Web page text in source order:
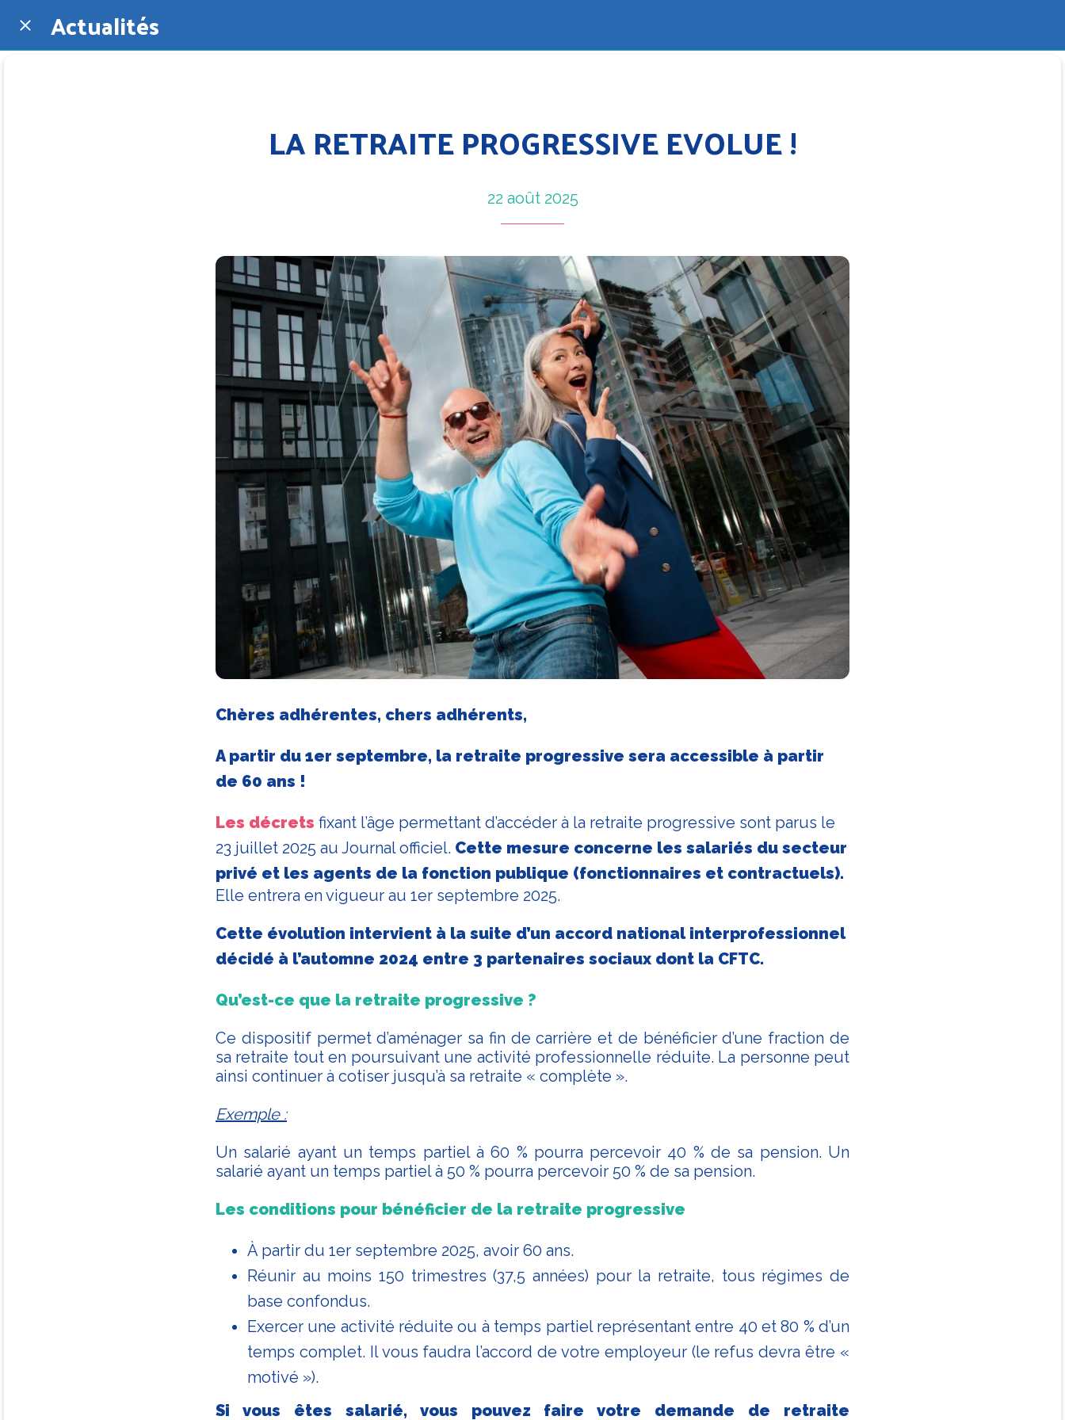
Actualités
LA RETRAITE PROGRESSIVE EVOLUE !
22 août 2025
Chères adhérentes, chers adhérents,
A partir du 1er septembre, la retraite progressive sera accessible à partir
de 60 ans !
Les décrets fixant l’âge permettant d’accéder à la retraite progressive sont parus le
23 juillet 2025 au Journal officiel. Cette mesure concerne les salariés du secteur
privé et les agents de la fonction publique (fonctionnaires et contractuels).
Elle entrera en vigueur au 1er septembre 2025.
Cette évolution intervient à la suite d’un accord national interprofessionnel
décidé à l’automne 2024 entre 3 partenaires sociaux dont la CFTC.
Qu’est-ce que la retraite progressive ?
Ce dispositif permet d’aménager sa fin de carrière et de bénéficier d’une fraction de
sa retraite tout en poursuivant une activité professionnelle réduite. La personne peut
ainsi continuer à cotiser jusqu’à sa retraite « complète ».
Exemple :
Un salarié ayant un temps partiel à 60 % pourra percevoir 40 % de sa pension. Un
salarié ayant un temps partiel à 50 % pourra percevoir 50 % de sa pension.
Les conditions pour bénéficier de la retraite progressive
À partir du 1er septembre 2025, avoir 60 ans.
Réunir au moins 150 trimestres (37,5 années) pour la retraite, tous régimes de
base confondus.
Exercer une activité réduite ou à temps partiel représentant entre 40 et 80 % d’un
temps complet. Il vous faudra l’accord de votre employeur (le refus devra être «
motivé »).
Si vous êtes salarié, vous pouvez faire votre demande de retraite